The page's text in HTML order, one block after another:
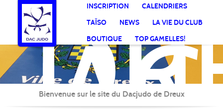
INSCRIPTION
CALENDRIERS
TAÏSO
NEWS
LA VIE DU CLUB
BOUTIQUE
TOP GAMELLES!
Bienvenue sur le site du Dacjudo de Dreux
Panneau de gestion des cookies